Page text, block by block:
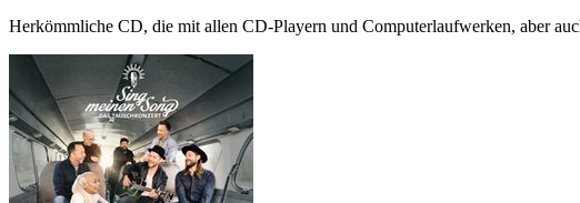
Herkömmliche CD, die mit allen CD-Playern und Computerlaufwerken, aber